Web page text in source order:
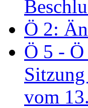
Ö 2:
Ö 5 -
vom